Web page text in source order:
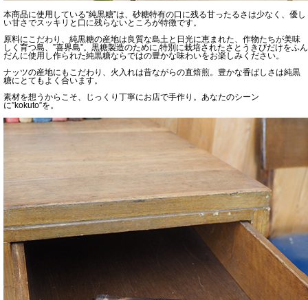
本商品に使用している“純黒糖”は、砂糖特有の口に残る甘ったるさは少なく、優し
い甘さでスッキリと口に残らないところが特徴です。
原料にこだわり、純黒糖の産地は良質な島土と日光に恵まれた、作物たちが美味
しく育つ島、”喜界島”。黒糖製造のために,特別に栽培されたさとうきびだけをふん
だんに使用し作られた純黒糖ならではの豊かな味わいをお楽しみください。
ナッツの産地にもこだわり、火入れは昔ながらの直焙煎。豊かな香ばしさは純黒
糖にとてもよく合います。
素材を想うからこそ、じっくり丁寧にお店で手作り。あなたのシーン
に”kokuto”を。